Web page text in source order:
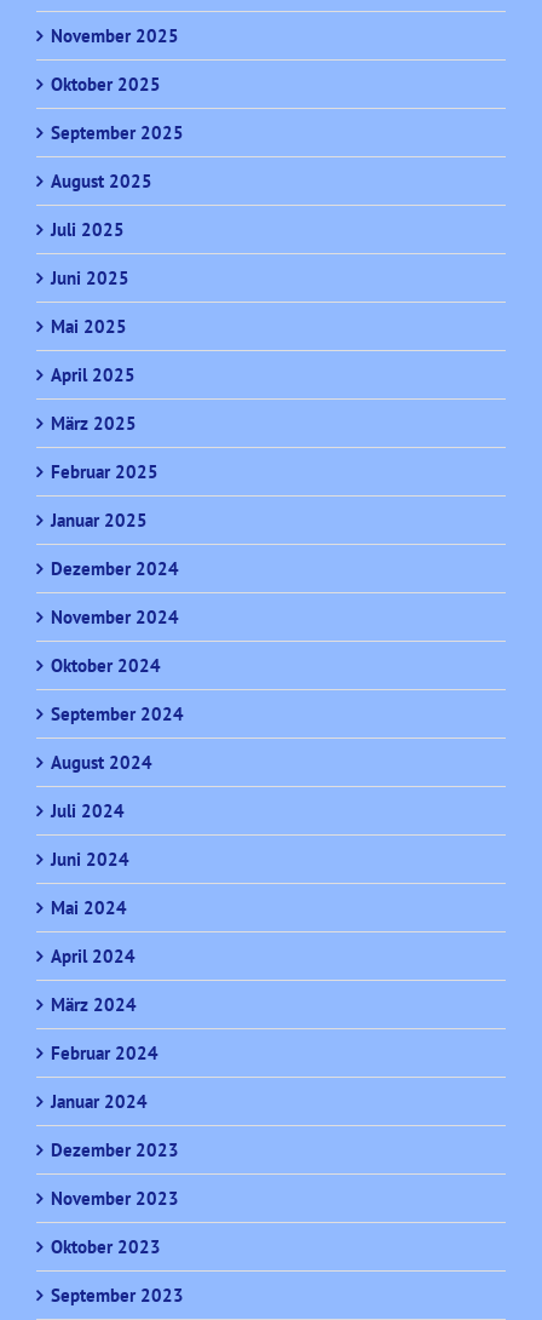
November 2025
Oktober 2025
September 2025
August 2025
Juli 2025
Juni 2025
Mai 2025
April 2025
März 2025
Februar 2025
Januar 2025
Dezember 2024
November 2024
Oktober 2024
September 2024
August 2024
Juli 2024
Juni 2024
Mai 2024
April 2024
März 2024
Februar 2024
Januar 2024
Dezember 2023
November 2023
Oktober 2023
September 2023